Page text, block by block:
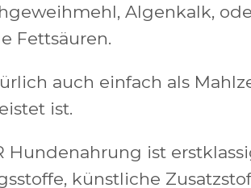
Algenkalk,
Fettsäuren.
auch einfach als
ist.
Hundenahrung ist
künstliche